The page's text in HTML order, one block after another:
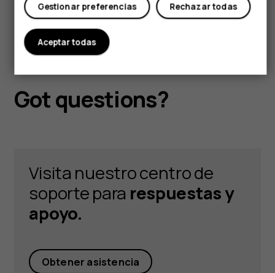
Got questions?
Visita nuestro centro de
soporte para respuestas y
apoyo.
Obtener asistencia
Rechazar todas
Gestionar preferencias
Aceptar todas